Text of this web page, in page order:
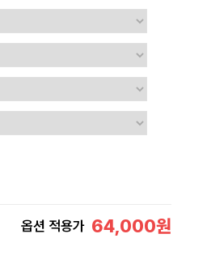
옵션 적용가 64,000원